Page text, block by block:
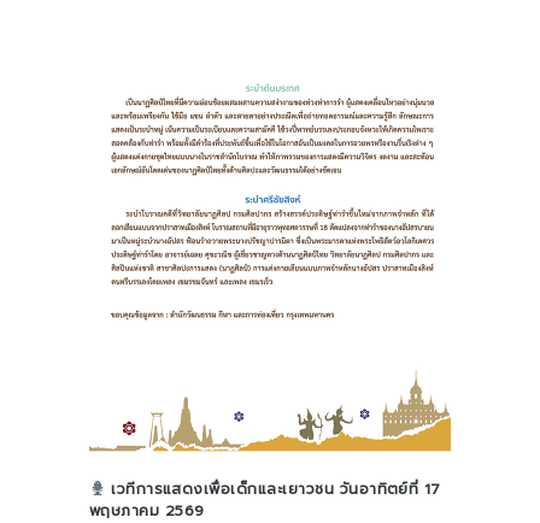
เวทีการแสดงเพื่อเด็กและเยาวชน วันอาทิตย์ที่ 17
พฤษภาคม 2569